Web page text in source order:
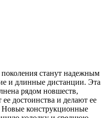
станут надежным
и длинные дистанции. Эта
рядом новшеств,
достоинства и делают ее
конструкционные